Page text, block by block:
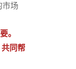
市场
。
共同帮